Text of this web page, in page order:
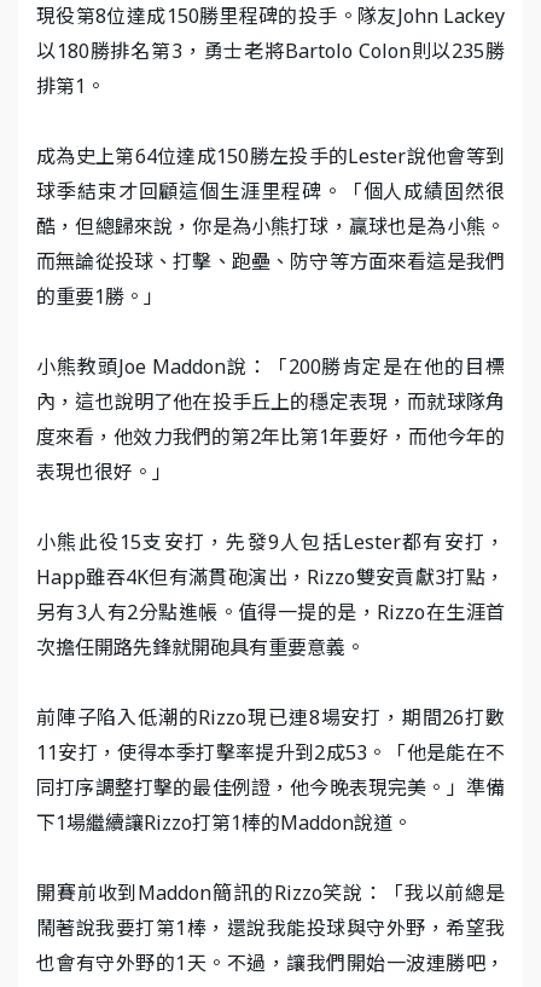
現役第8位達成150勝里程碑的投手。隊友John Lackey
以180勝排名第3，勇士老將Bartolo Colon則以235勝
排第1。
成為史上第64位達成150勝左投手的Lester說他會等到
球季結束才回顧這個生涯里程碑。「個人成績固然很
酷，但總歸來說，你是為小熊打球，贏球也是為小熊。
而無論從投球、打擊、跑壘、防守等方面來看這是我們
的重要1勝。」
小熊教頭Joe Maddon說：「200勝肯定是在他的目標
內，這也說明了他在投手丘上的穩定表現，而就球隊角
度來看，他效力我們的第2年比第1年要好，而他今年的
表現也很好。」
小熊此役15支安打，先發9人包括Lester都有安打，
Happ雖吞4K但有滿貫砲演出，Rizzo雙安貢獻3打點，
另有3人有2分點進帳。值得一提的是，Rizzo在生涯首
次擔任開路先鋒就開砲具有重要意義。
前陣子陷入低潮的Rizzo現已連8場安打，期間26打數
11安打，使得本季打擊率提升到2成53。「他是能在不
同打序調整打擊的最佳例證，他今晚表現完美。」準備
下1場繼續讓Rizzo打第1棒的Maddon說道。
開賽前收到Maddon簡訊的Rizzo笑說：「我以前總是
鬧著說我要打第1棒，還說我能投球與守外野，希望我
也會有守外野的1天。不過，讓我們開始一波連勝吧，